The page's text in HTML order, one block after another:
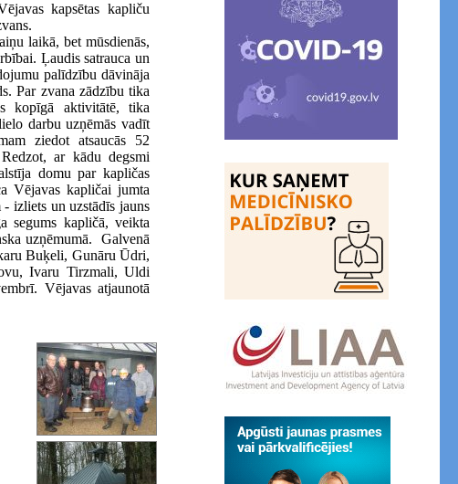
kapsētas kapliču
laikā, bet mūsdienās,
Ļaudis satrauca un
palīdzību dāvināja
Par zvana zādzību tika
kopīgā aktivitātē, tika
darbu uzņēmās vadīt
ziedot atsaucās 52
ar kādu degsmi
domu par kapličas
Vējavas kapličai jumta
izliets un uzstādīs jauns
segums kapličā, veikta
uzņēmumā. Galvenā
Buķeli, Gunāru Ūdri,
Ivaru Tirzmali, Uldi
Vējavas atjaunotā